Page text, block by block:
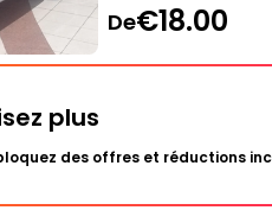
De€18.00
plus
des offres et réductions